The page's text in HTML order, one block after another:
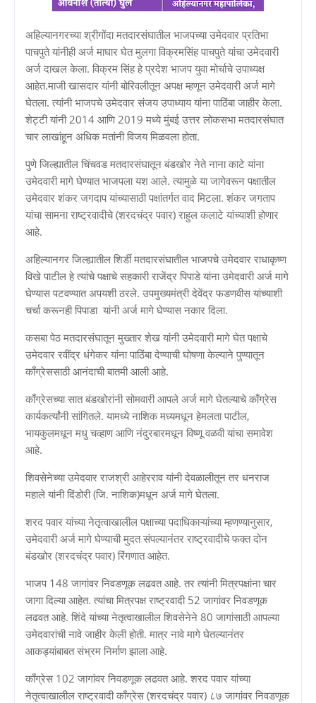
अहिल्यानगरच्या श्रीगोंदा मतदारसंघातील भाजपच्या उमेदवार प्रतिभा
पाचपुते यांनीही अर्ज माघार घेत मुलगा विक्रमसिंह पाचपुते यांचा उमेदवारी
अर्ज दाखल केला. विक्रम सिंह हे प्रदेश भाजप युवा मोर्चाचे उपाध्यक्ष
आहेत.माजी खासदार यांनी बोरिवलीतून अपक्ष म्हणून उमेदवारी अर्ज मागे
घेतला. त्यांनी भाजपचे उमेदवार संजय उपाध्याय यांना पाठिंबा जाहीर केला.
शेट्टी यांनी 2014 आणि 2019 मध्ये मुंबई उत्तर लोकसभा मतदारसंघात
चार लाखांहून अधिक मतांनी विजय मिळवला होता.
पुणे जिल्ह्यातील चिंचवड मतदारसंघातून बंडखोर नेते नाना काटे यांना
उमेदवारी मागे घेण्यात भाजपला यश आले. त्यामुळे या जागेवरून पक्षातील
उमेदवार शंकर जगदाप यांच्यासाठी पक्षांतर्गत वाद मिटला. शंकर जगताप
यांचा सामना राष्ट्रवादीचे (शरदचंद्र पवार) राहुल कलाटे यांच्याशी होणार
आहे.
अहिल्यानगर जिल्ह्यातील शिर्डी मतदारसंघातील भाजपचे उमेदवार राधाकृष्ण
विखे पाटील हे त्यांचे पक्षाचे सहकारी राजेंद्र पिपाडे यांना उमेदवारी अर्ज मागे
घेण्यास पटवण्यात अपयशी ठरले. उपमुख्यमंत्री देवेंद्र फडणवीस यांच्याशी
चर्चा करूनही पिपाडा यांनी अर्ज मागे घेण्यास नकार दिला.
कसबा पेठ मतदारसंघातून मुख्तार शेख यांनी उमेदवारी मागे घेत पक्षाचे
उमेदवार रवींद्र धंगेकर यांना पाठिंबा देण्याची घोषणा केल्याने पुण्यातून
काँग्रेससाठी आनंदाची बातमी आली आहे.
काँग्रेसच्या सात बंडखोरांनी सोमवारी आपले अर्ज मागे घेतल्याचे काँग्रेस
कार्यकर्त्यांनी सांगितले. यामध्ये नाशिक मध्यमधून हेमलता पाटील,
भायकुलमधून मधु चव्हाण आणि नंदुरबारमधून विष्णू वळवी यांचा समावेश
आहे.
शिवसेनेच्या उमेदवार राजश्री आहेरराव यांनी देवळालीतून तर धनराज
महाले यांनी दिंडोरी (जि. नाशिक)मधून अर्ज मागे घेतला.
शरद पवार यांच्या नेतृत्वाखालील पक्षाच्या पदाधिकाऱ्यांच्या म्हणण्यानुसार,
उमेदवारी अर्ज मागे घेण्याची मुदत संपल्यानंतर राष्ट्रवादीचे फक्त दोन
बंडखोर (शरदचंद्र पवार) रिंगणात आहेत.
भाजप 148 जागांवर निवडणूक लढवत आहे. तर त्यांनी मित्रपक्षांना चार
जागा दिल्या आहेत. त्यांचा मित्रपक्ष राष्ट्रवादी 52 जागांवर निवडणूक
लढवत आहे. शिंदे यांच्या नेतृत्वाखालील शिवसेनेने 80 जागांसाठी आपल्या
उमेदवारांची नावे जाहीर केली होती. मात्र नावे मागे घेतल्यानंतर
आकड्यांबाबत संभ्रम निर्माण झाला आहे.
काँग्रेस 102 जागांवर निवडणूक लढवत आहे. शरद पवार यांच्या
नेतृत्वाखालील राष्ट्रवादी काँग्रेस (शरदचंद्र पवार) ८७ जागांवर निवडणूक